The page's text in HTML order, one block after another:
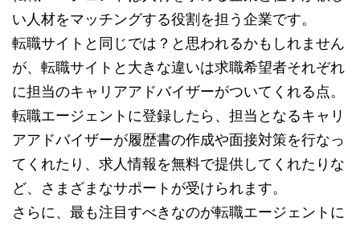
い人材をマッチングする役割を担う企業です。
転職サイトと同じでは？と思われるかもしれません
が、転職サイトと大きな違いは求職希望者それぞれ
に担当のキャリアアドバイザーがついてくれる点。
転職エージェントに登録したら、担当となるキャリ
アアドバイザーが履歴書の作成や面接対策を行なっ
てくれたり、求人情報を無料で提供してくれたりな
ど、さまざまなサポートが受けられます。
さらに、最も注目すべきなのが転職エージェントに